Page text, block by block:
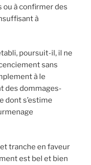
ou à confirmer des
à
poursuit-il, il ne
sans
à le
des dommages-
dont s’estime
tranche en faveur
est bel et bien